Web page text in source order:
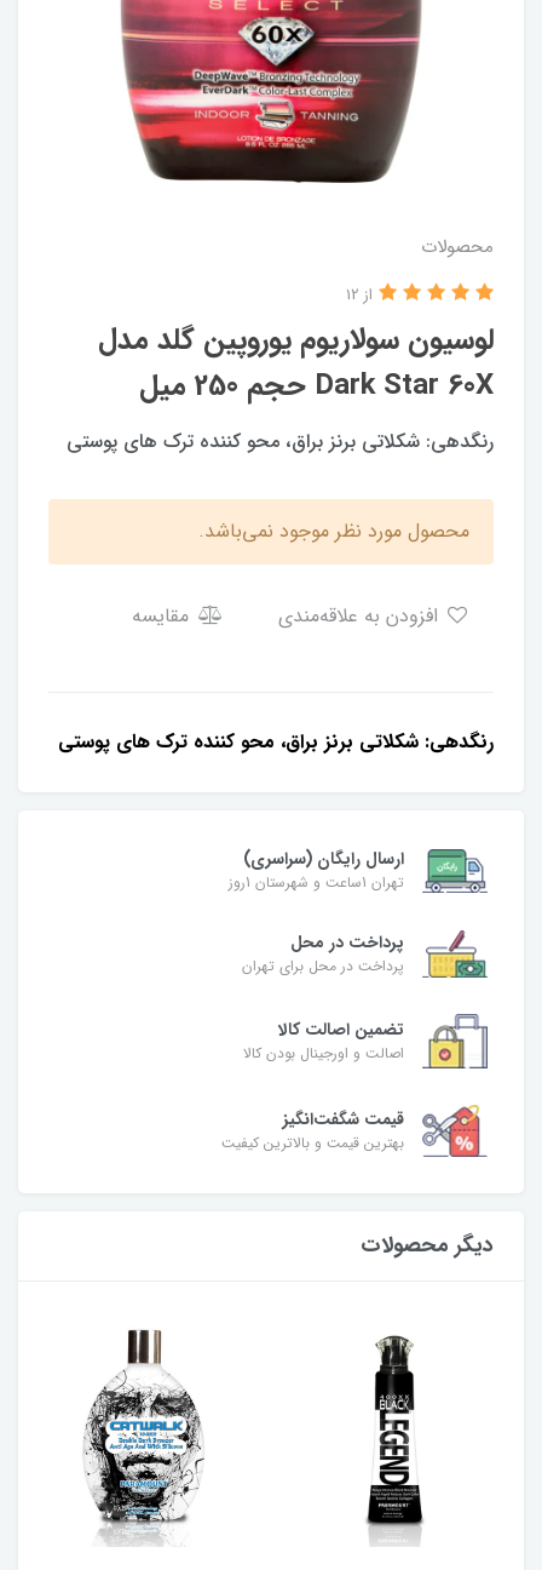
محصولات
لوسیون سولاریوم یوروپین گلد مدل
Dark Star 60X حجم 250 میل
از 12
رنگدهی: شکلاتی برنز براق، محو کننده ترک های پوستی
محصول مورد نظر موجود نمی‌باشد.
مقایسه
رنگدهی: شکلاتی برنز براق، محو کننده ترک های پوستی
ارسال رایگان (سراسری)
تهران 1ساعت و شهرستان 1روز
پرداخت در محل
پرداخت در محل برای تهران
تضمین اصالت کالا
اصالت و اورجینال بودن کالا
قیمت شگفت‌انگیز
بهترین قیمت و بالاترین کیفیت
دیگر محصولات